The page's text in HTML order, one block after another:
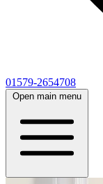
01579-2654708
Open main menu